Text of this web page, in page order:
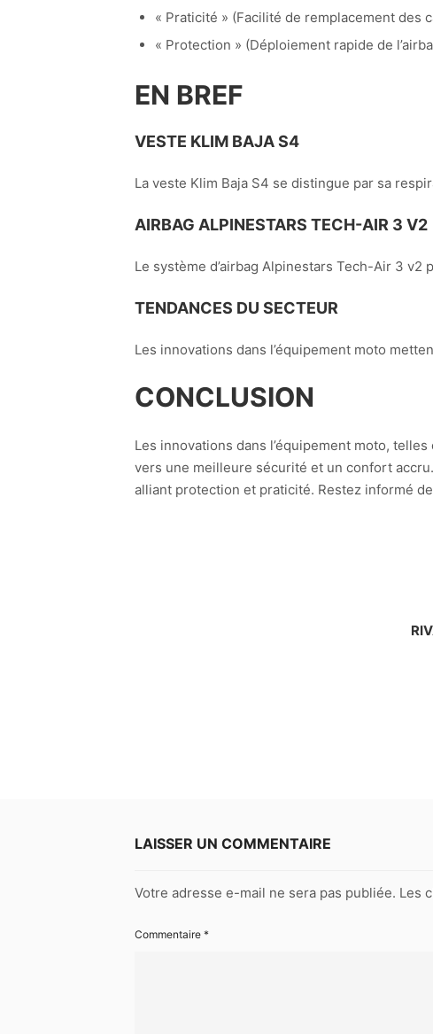
« Praticité » (Facilité de remplacement des
« Protection » (Déploiement rapide de
EN BREF
VESTE KLIM BAJA S4
La veste Klim Baja S4 se distingue par sa
AIRBAG ALPINESTARS TECH-AIR 3 V2
Le système d’airbag Alpinestars Tech-Air 3
TENDANCES DU SECTEUR
Les innovations dans l’équipement moto
CONCLUSION
Les innovations dans l’équipement moto,
vers une meilleure sécurité et un confort
alliant protection et praticité. Restez informé
LAISSER UN COMMENTAIRE
Votre adresse e-mail ne sera pas publiée. Les
Commentaire *